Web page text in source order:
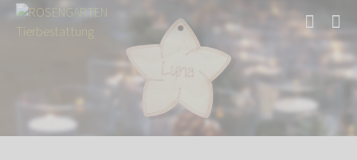
Aktuelles
ROSENGARTEN-Sterne Gedenkaktion: Über 22.000,…